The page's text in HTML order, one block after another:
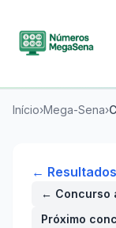
Início›Mega-Sena›
←
← Concurso
Próximo